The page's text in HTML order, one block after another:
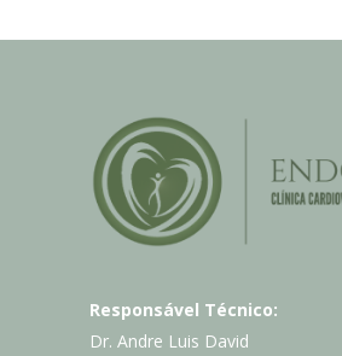
Responsável Técnico:
Dr. Andre Luis David